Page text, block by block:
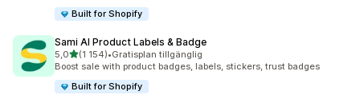
Built for Shopify
Sami AI Product Labels & Badge
5,0av 5 stjärnor
(1 154)
1154 recensioner totalt
•Gratisplan tillgänglig
Boost sale with product badges, labels, stickers, trust badges
Built for Shopify